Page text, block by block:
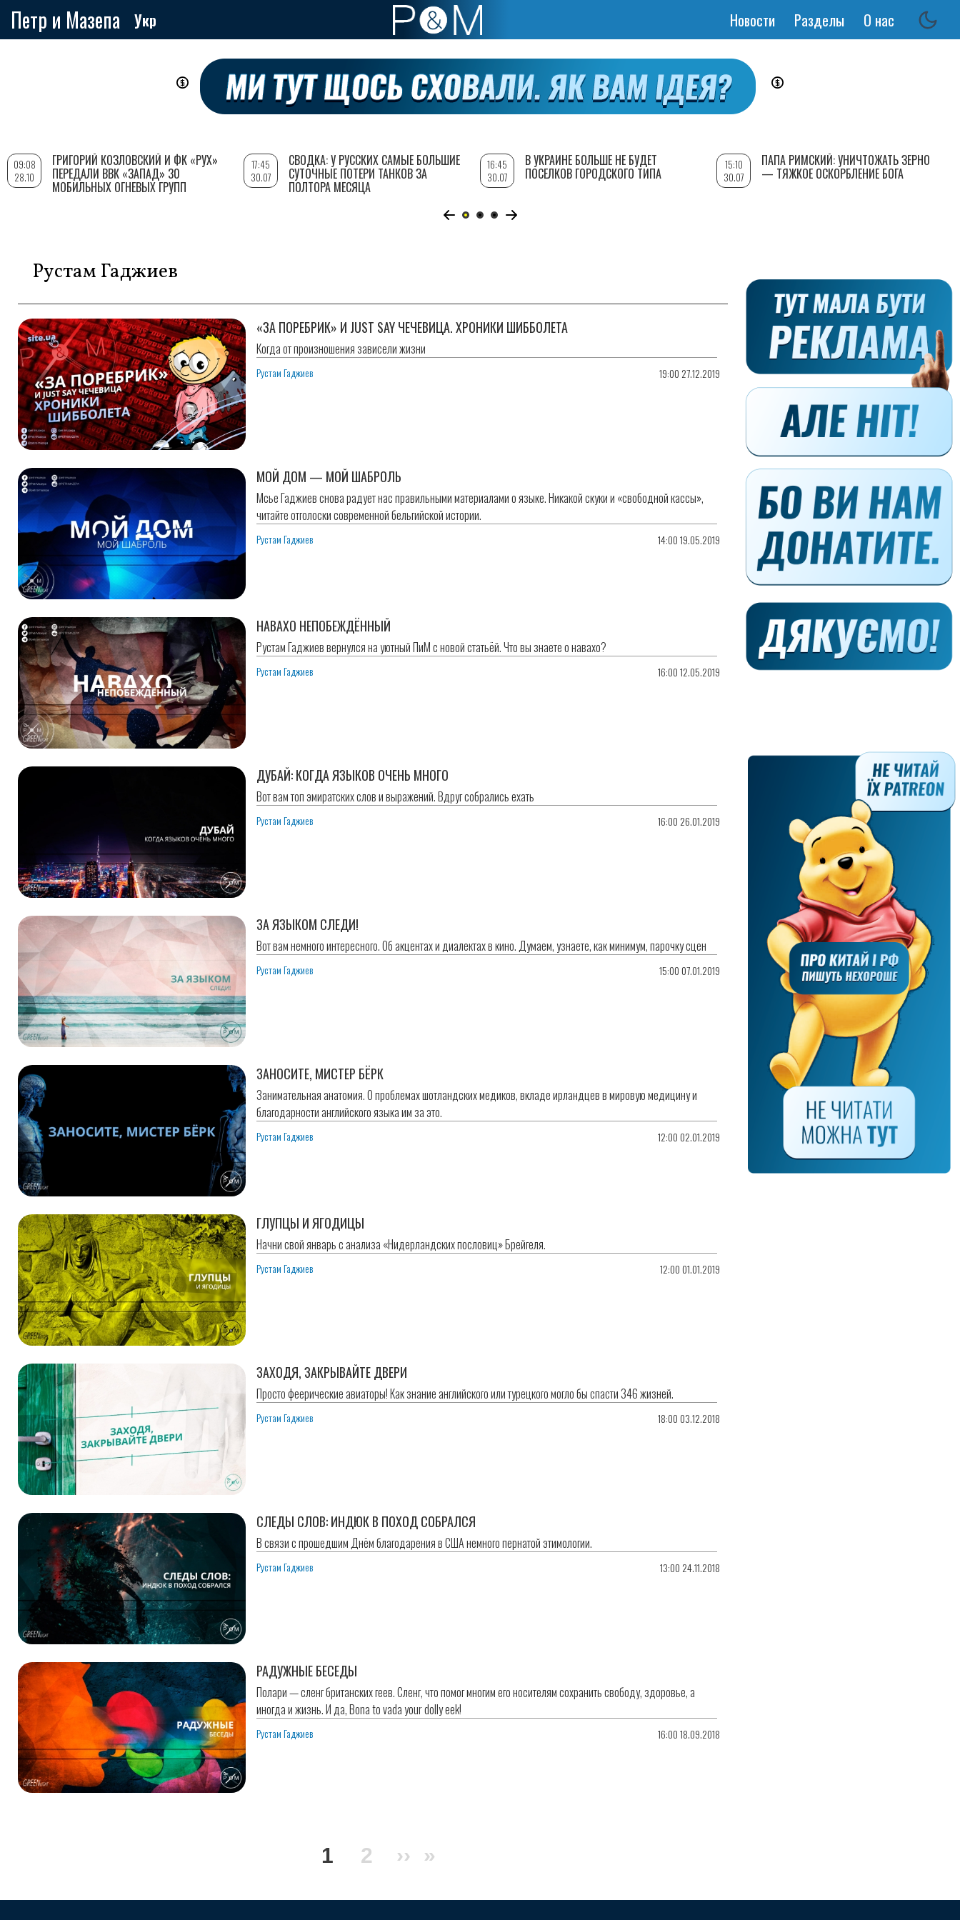
Петр и Мазепа Укр
Основная
Новости Разделы О нас
Рустам Гаджиев
«ЗА ПОРЕБРИК» И JUST SAY ЧЕЧЕВИЦА. ХРОНИКИ ШИББОЛЕТА
Когда от произношения зависели жизни
Рустам Гаджиев 19:00 27.12.2019
МОЙ ДОМ — МОЙ ШАБРОЛЬ
Мсье Гаджиев снова радует нас правильными материалами о языке. Никакой скуки и «свободной кассы»,
читайте отголоски современной бельгийской истории.
Рустам Гаджиев 14:00 19.05.2019
НАВАХО НЕПОБЕЖДЁННЫЙ
Рустам Гаджиев вернулся на уютный ПиМ с новой статьёй. Что вы знаете о навахо?
Рустам Гаджиев 16:00 12.05.2019
ДУБАЙ: КОГДА ЯЗЫКОВ ОЧЕНЬ МНОГО
Вот вам топ эмиратских слов и выражений. Вдруг собрались ехать
Рустам Гаджиев 16:00 26.01.2019
ЗА ЯЗЫКОМ СЛЕДИ!
Вот вам немного интересного. Об акцентах и диалектах в кино. Думаем, узнаете, как минимум, парочку сцен
Рустам Гаджиев 15:00 07.01.2019
ЗАНОСИТЕ, МИСТЕР БЁРК
Занимательная анатомия. О проблемах шотландских медиков, вкладе ирландцев в мировую медицину и
благодарности английского языка им за это.
Рустам Гаджиев 12:00 02.01.2019
ГЛУПЦЫ И ЯГOДИЦЫ
Начни свой январь с анализа «Нидерландских пословиц» Брейгеля.
Рустам Гаджиев 12:00 01.01.2019
ЗАХОДЯ, ЗАКРЫВАЙТЕ ДВЕРИ
Просто феерические авиаторы! Как знание английского или турецкого могло бы спасти 346 жизней.
Рустам Гаджиев 18:00 03.12.2018
СЛЕДЫ СЛОВ: ИНДЮК В ПОХОД СОБРАЛСЯ
В связи с прошедшим Днём благодарения в США немного пернатой этимологии.
Рустам Гаджиев 13:00 24.11.2018
РАДУЖНЫЕ БЕСЕДЫ
Полари — сленг британских геев. Сленг, что помог многим его носителям сохранить свободу, здоровье, а
иногда и жизнь. И да, Bona to vada your dolly eek!
Рустам Гаджиев 16:00 18.09.2018
Текущая
1 Page
2
Следующая
››
Последняя
»
09:08
28.10
ГРИГОРИЙ КОЗЛОВСКИЙ И ФК «РУХ»
ПЕРЕДАЛИ ВВК «ЗАПАД» 30
МОБИЛЬНЫХ ОГНЕВЫХ ГРУПП
17:45
30.07
СВОДКА: У РУССКИХ САМЫЕ БОЛЬШИЕ
СУТОЧНЫЕ ПОТЕРИ ТАНКОВ ЗА
ПОЛТОРА МЕСЯЦА
16:45
30.07
В УКРАИНЕ БОЛЬШЕ НЕ БУДЕТ
ПОСЕЛКОВ ГОРОДСКОГО ТИПА
15:10
30.07
ПАПА РИМСКИЙ: УНИЧТОЖАТЬ ЗЕРНО
— ТЯЖКОЕ ОСКОРБЛЕНИЕ БОГА